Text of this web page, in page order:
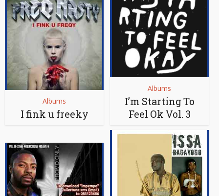
Albums
I fink u freeky
Albums
I’m Starting To
Feel Ok Vol. 3